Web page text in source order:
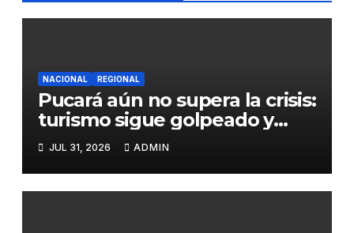
NACIONAL REGIONAL
Pucará aún no supera la crisis:
turismo sigue golpeado y
alcaldesa exige al nuevo
Gobierno fondos para obras
paralizadas
JUL 31, 2026 ADMIN